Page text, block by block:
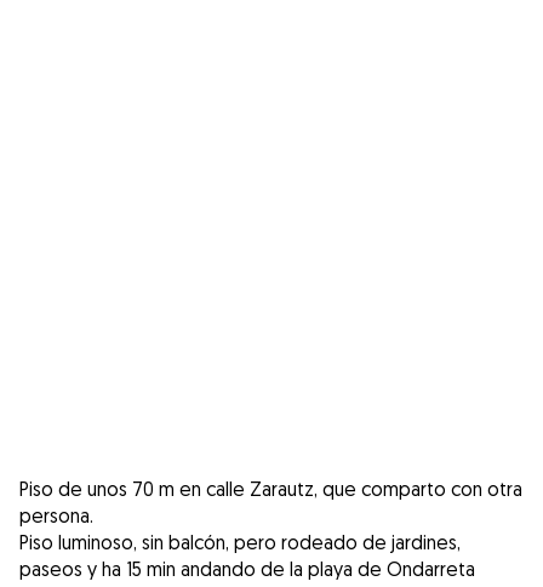
Piso de unos 70 m en calle Zarautz, que comparto con otra
persona.
Piso luminoso, sin balcón, pero rodeado de jardines,
paseos y ha 15 min andando de la playa de Ondarreta